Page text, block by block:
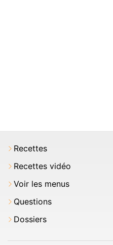
Recettes
Recettes vidéo
Voir les menus
Questions
Dossiers